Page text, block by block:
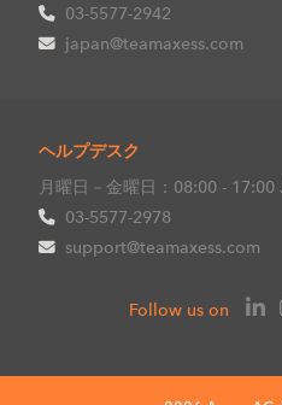
03-5577-2942
japan@teamaxess.com
ヘルプデスク
月曜日－金曜日：08:00 - 17:00
03-5577-2978
support@teamaxess.com
Follow us on